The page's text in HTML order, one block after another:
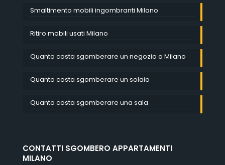
Smaltimento mobili ingombranti Milano
Ritiro mobili usati Milano
Quanto costa sgomberare un negozio a Milano
Quanto costa sgomberare un solaio
Quanto costa sgomberare una sala
CONTATTI SGOMBERO APPARTAMENTI
MILANO